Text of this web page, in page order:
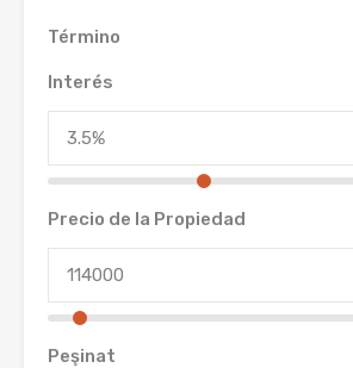
Término
Interés
Precio de la Propiedad
Peşinat